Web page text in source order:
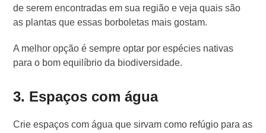
de serem encontradas em sua região e veja quais são
as plantas que essas borboletas mais gostam.
A melhor opção é sempre optar por espécies nativas
para o bom equilíbrio da biodiversidade.
3. Espaços com água
Crie espaços com água que sirvam como refúgio para as